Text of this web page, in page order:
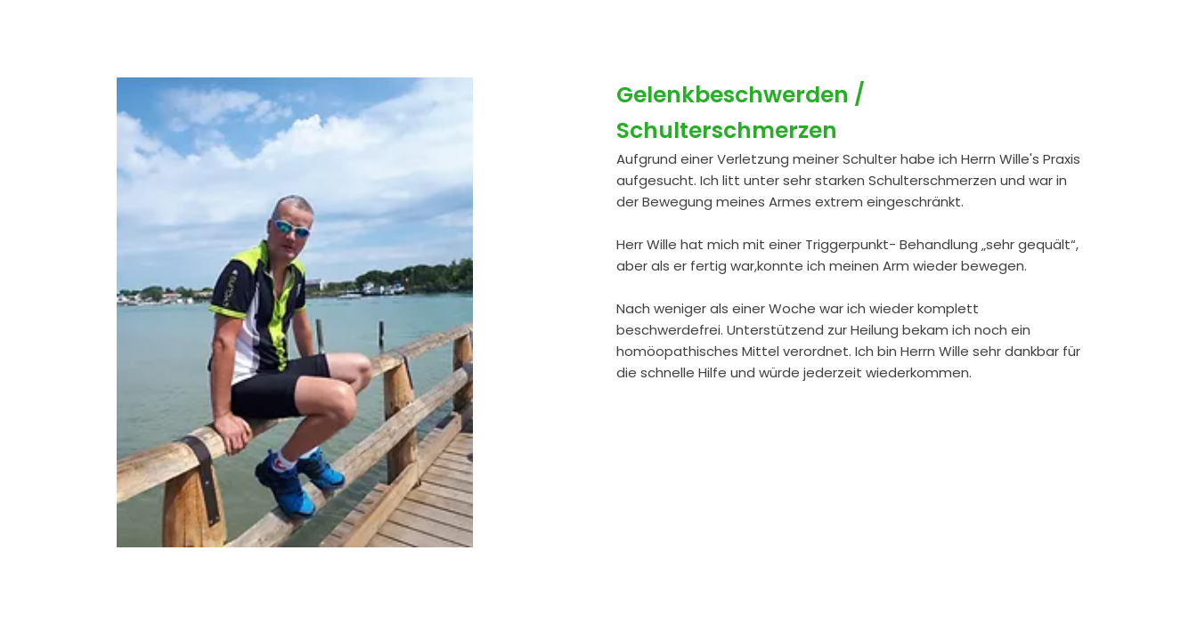
Gelenkbeschwerden /
Schulterschmerzen
Aufgrund einer Verletzung meiner Schulter habe ich Herrn Wille's Praxis
aufgesucht. Ich litt unter sehr starken Schulterschmerzen und war in
der Bewegung meines Armes extrem eingeschränkt.
​Herr Wille hat mich mit einer Triggerpunkt- Behandlung „sehr gequält“,
aber als er fertig war,konnte ich meinen Arm wieder bewegen.
Nach weniger als einer Woche war ich wieder komplett
beschwerdefrei. Unterstützend zur Heilung bekam ich noch ein
homöopathisches Mittel verordnet. Ich bin Herrn Wille sehr dankbar für
die schnelle Hilfe und würde jederzeit wiederkommen.